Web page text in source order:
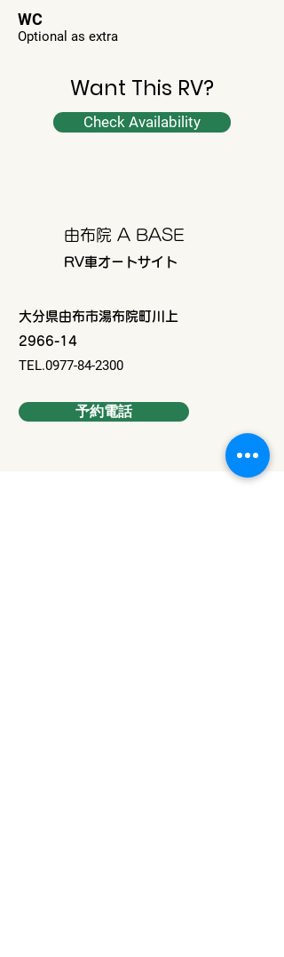
WC
Optional as extra
Want This RV?
Check Availability
由布院 A BASE
RV車オートサイト
大分県由布市湯布院町川上
2966-14
TEL.0977-84-2300
予約電話